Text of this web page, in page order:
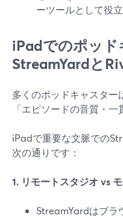
ーツールとして役立
iPadでのポッド
StreamYardと
多くのポッドキャスター
「エピソードの音質・一
iPadで重要な文脈での
次の通りです：
1. リモートスタジオ vs
StreamYardはブラ